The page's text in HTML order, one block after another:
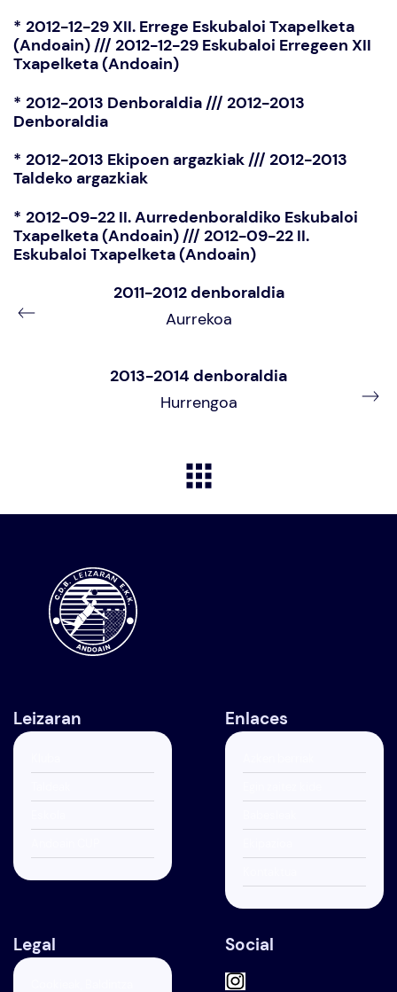
* 2012-12-29 XII. Errege Eskubaloi Txapelketa
(Andoain) /// 2012-12-29 Eskubaloi Erregeen XII
Txapelketa (Andoain)
* 2012-2013 Denboraldia /// 2012-2013
Denboraldia
* 2012-2013 Ekipoen argazkiak /// 2012-2013
Taldeko argazkiak
* 2012-09-22 II. Aurredenboraldiko Eskubaloi
Txapelketa (Andoain) /// 2012-09-22 II.
Eskubaloi Txapelketa (Andoain)
2011-2012 denboraldia
Aurrekoa
2013-2014 denboraldia
Hurrengoa
Leizaran Enlaces
Legal Social